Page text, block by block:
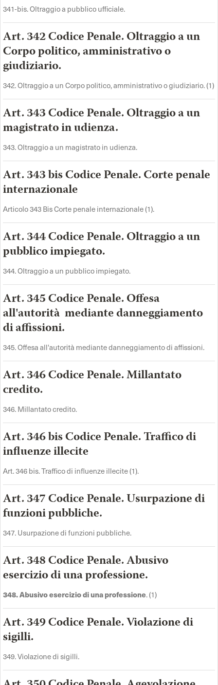
341-bis. Oltraggio a pubblico ufficiale.
Art. 342 Codice Penale. Oltraggio a un
Corpo politico, amministrativo o
giudiziario.
342. Oltraggio a un Corpo politico, amministrativo o giudiziario. (1)
Art. 343 Codice Penale. Oltraggio a un
magistrato in udienza.
343. Oltraggio a un magistrato in udienza.
Art. 343 bis Codice Penale. Corte penale
internazionale
Articolo 343 Bis Corte penale internazionale (1).
Art. 344 Codice Penale. Oltraggio a un
pubblico impiegato.
344. Oltraggio a un pubblico impiegato.
Art. 345 Codice Penale. Offesa
all'autorità mediante danneggiamento
di affissioni.
345. Offesa all'autorità mediante danneggiamento di affissioni.
Art. 346 Codice Penale. Millantato
credito.
346. Millantato credito.
Art. 346 bis Codice Penale. Traffico di
influenze illecite
Art. 346 bis. Traffico di influenze illecite (1).
Art. 347 Codice Penale. Usurpazione di
funzioni pubbliche.
347. Usurpazione di funzioni pubbliche.
Art. 348 Codice Penale. Abusivo
esercizio di una professione.
348. Abusivo esercizio di una professione. (1)
Art. 349 Codice Penale. Violazione di
sigilli.
349. Violazione di sigilli.